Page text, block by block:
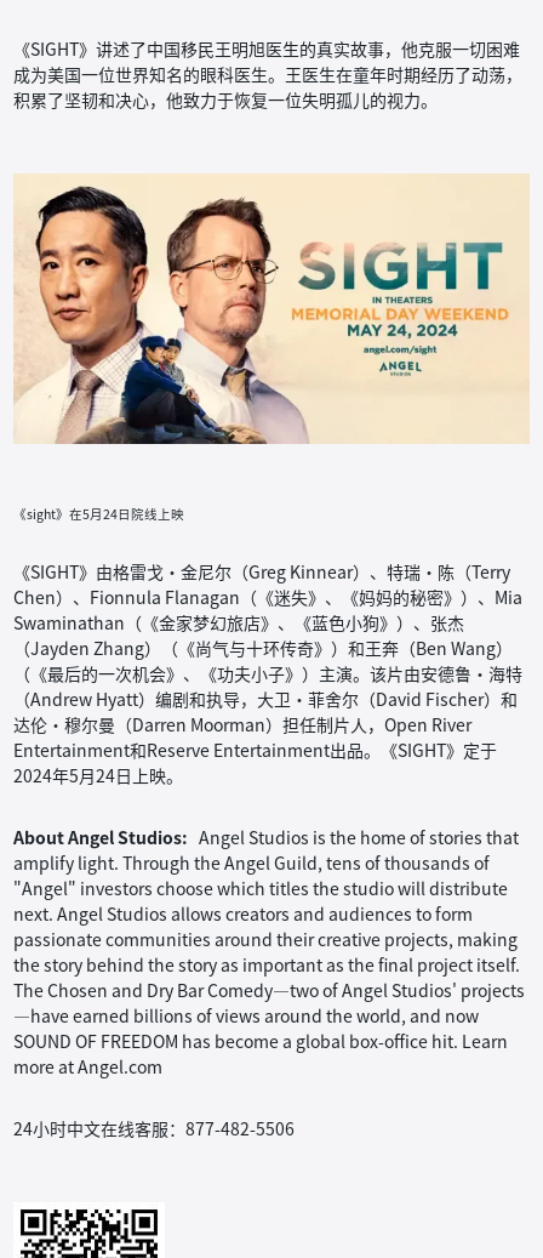
《SIGHT》讲述了中国移民王明旭医生的真实故事，他克服一切困难
成为美国一位世界知名的眼科医生。王医生在童年时期经历了动荡，
积累了坚韧和决心，他致力于恢复一位失明孤儿的视力。
《sight》在5月24日院线上映
《SIGHT》由格雷戈·金尼尔（Greg Kinnear）、特瑞·陈（Terry
Chen）、Fionnula Flanagan（《迷失》、《妈妈的秘密》）、Mia
Swaminathan（《金家梦幻旅店》、《蓝色小狗》）、张杰
（Jayden Zhang）（《尚气与十环传奇》）和王奔（Ben Wang）
（《最后的一次机会》、《功夫小子》）主演。该片由安德鲁·海特
（Andrew Hyatt）编剧和执导，大卫·菲舍尔（David Fischer）和
达伦·穆尔曼（Darren Moorman）担任制片人，Open River
Entertainment和Reserve Entertainment出品。《SIGHT》定于
2024年5月24日上映。
About Angel Studios: Angel Studios is the home of stories that
amplify light. Through the Angel Guild, tens of thousands of
"Angel" investors choose which titles the studio will distribute
next. Angel Studios allows creators and audiences to form
passionate communities around their creative projects, making
the story behind the story as important as the final project itself.
The Chosen and Dry Bar Comedy—two of Angel Studios' projects
—have earned billions of views around the world, and now
SOUND OF FREEDOM has become a global box-office hit. Learn
more at Angel.com
24小时中文在线客服：877-482-5506